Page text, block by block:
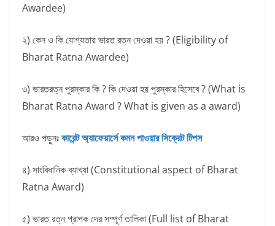
Awardee)
২) কেন ও কি যোগ্যতায় ভারত রত্ন দেওয়া হয় ? (Eligibility of
Bharat Ratna Awardee)
৩) ভারতরত্ন পুরস্কার কি ? কি দেওয়া হয় পুরস্কার হিসেবে ? (What is
Bharat Ratna Award ? What is given as a award)
আরও পড়ুনঃকারেন্ট অ্যাফেয়ার্সে কমন পাওয়ার সিক্রেট টিপস
৪) সাংবিধানিক ব্যাখ্যা (Constitutional aspect of Bharat
Ratna Award)
৫) ভারত রত্ন প্রাপক দের সম্পূর্ণ তালিকা (Full list of Bharat